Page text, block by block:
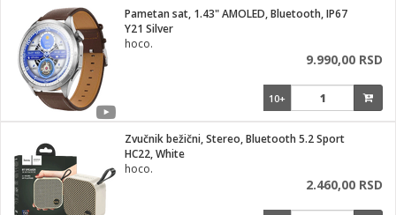
Pametan sat, 1.43" AMOLED, Bluetooth, IP67
Y21 Silver
hoco.
9.990,00 RSD
10+
Zvučnik bežični, Stereo, Bluetooth 5.2 Sport
HC22, White
hoco.
2.460,00 RSD